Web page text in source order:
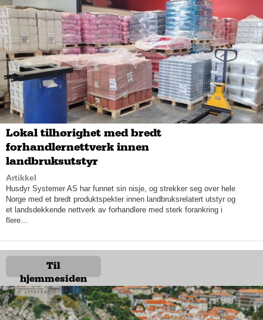
– Plugin-teknologien er et reelt behov, for elbil er ikke for alle. Vi
har hatt et ganske bra salg på plugin-hybridene våre, og nå har vi
oppgradert batteriteknologien slik at vi har en elektrisk rekkevidde
fra 68 til 91 kilometer. Det betyr at en plugin-hybrid vil fungere
Volvo er dessuten langt framme når det kommer til
abonnementsløsninger, og henvender seg til stadig flere og helt
nye kundegrupper med de ulike løsningene.
Lokal tilhørighet med bredt
forhandlernettverk innen
landbruksutstyr
Artikkel
Husdyr Systemer AS har funnet sin nisje, og strekker seg over hele
Norge med et bredt produktspekter innen landbruksrelatert utstyr og
et landsdekkende nettverk av forhandlere med sterk forankring i
flere...
Til
hjemmesiden